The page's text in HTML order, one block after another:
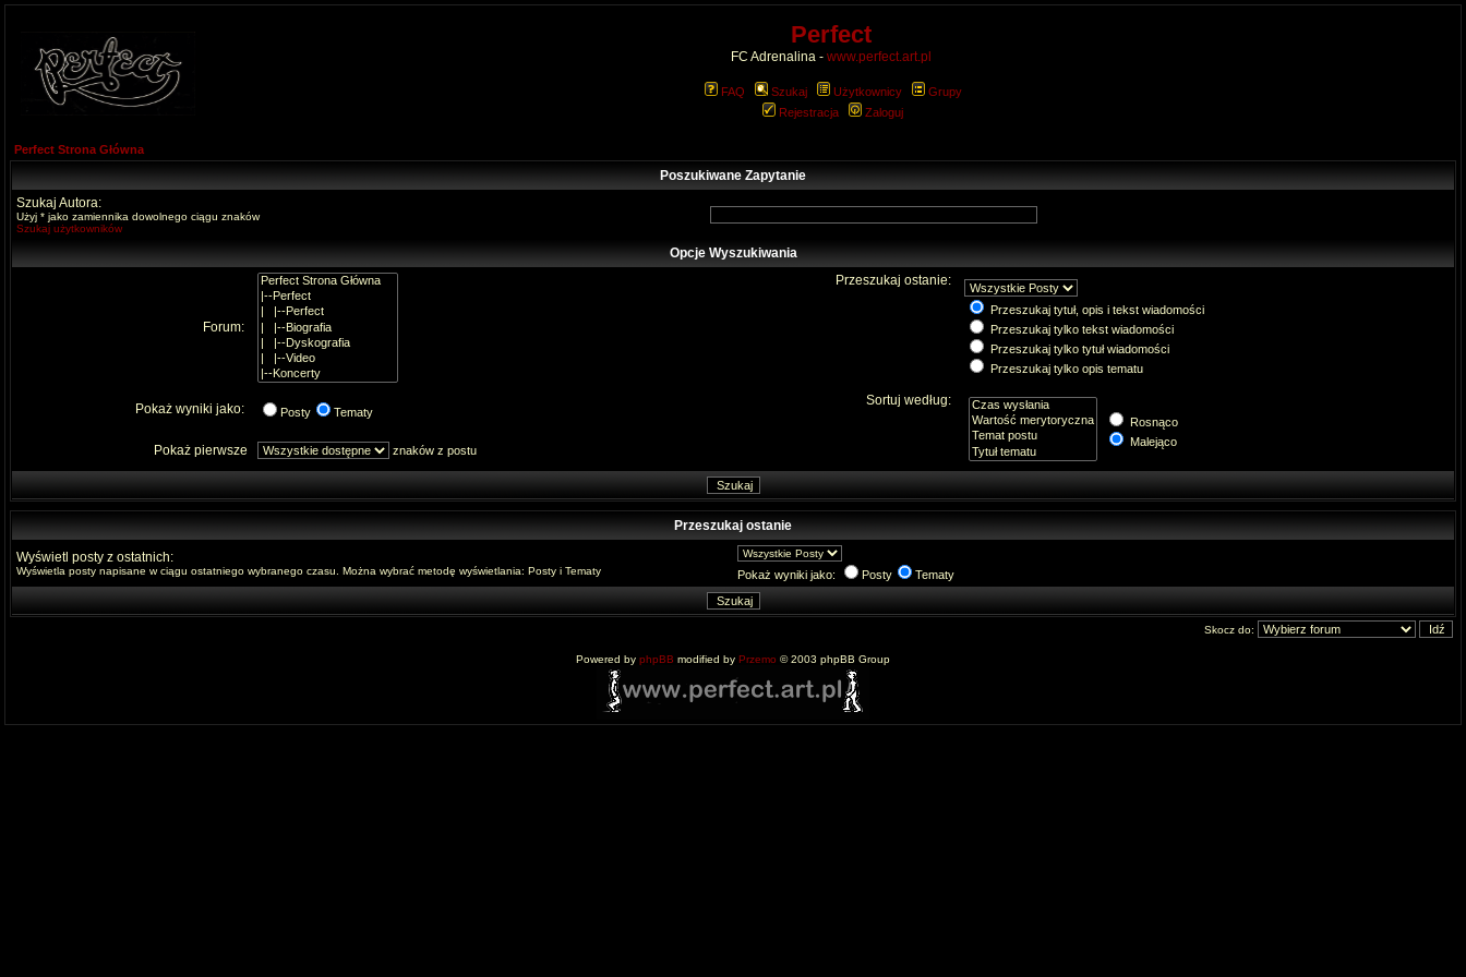
Perfect
FC Adrenalina - www.perfect.art.pl
FAQ Szukaj Użytkownicy
Grupy
Rejestracja
Zaloguj
Perfect Strona Główna
Poszukiwane Zapytanie
Szukaj Autora:
Użyj * jako zamiennika dowolnego ciągu znaków
Szukaj użytkowników
Opcje Wyszukiwania
Forum:
Przeszukaj ostanie:
Przeszukaj tytuł, opis i tekst wiadomości
Przeszukaj tylko tekst wiadomości
Przeszukaj tylko tytuł wiadomości
Przeszukaj tylko opis tematu
Pokaż wyniki jako: Posty Tematy
Sortuj według:
Rosnąco
Malejąco
Pokaż pierwsze znaków z postu
Przeszukaj ostanie
Wyświetl posty z ostatnich:
Wyświetla posty napisane w ciągu ostatniego wybranego czasu. Można wybrać metodę wyświetlania: Posty i Tematy Pokaż wyniki jako: Posty Tematy
Skocz do:
Powered by phpBB modified by Przemo © 2003 phpBB Group